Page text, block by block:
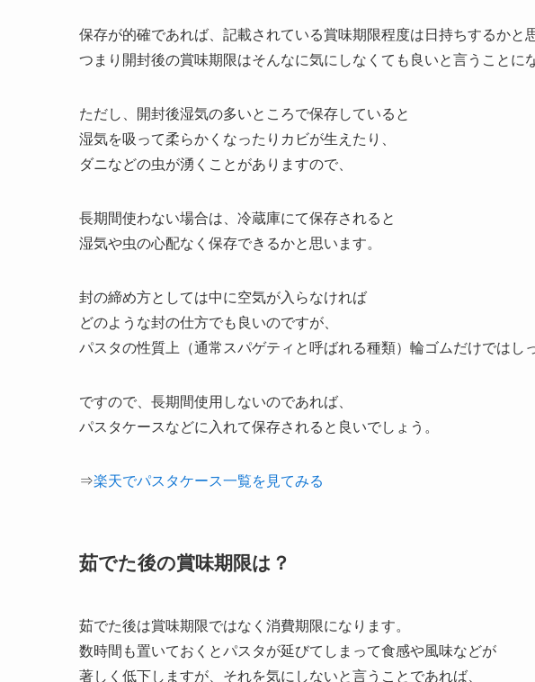
保存が的確であれば、記載されている賞味期限程度は日持ちするかと
つまり開封後の賞味期限はそんなに気にしなくても良いと言うことに
ただし、開封後湿気の多いところで保存していると
湿気を吸って柔らかくなったりカビが生えたり、
ダニなどの虫が湧くことがありますので、
長期間使わない場合は、冷蔵庫にて保存されると
湿気や虫の心配なく保存できるかと思います。
封の締め方としては中に空気が入らなければ
どのような封の仕方でも良いのですが、
パスタの性質上（通常スパゲティと呼ばれる種類）輪ゴムだけではし
ですので、長期間使用しないのであれば、
パスタケースなどに入れて保存されると良いでしょう。
⇒楽天でパスタケース一覧を見てみる
茹でた後の賞味期限は？
茹でた後は賞味期限ではなく消費期限になります。
数時間も置いておくとパスタが延びてしまって食感や風味などが
著しく低下しますが、それを気にしないと言うことであれば、